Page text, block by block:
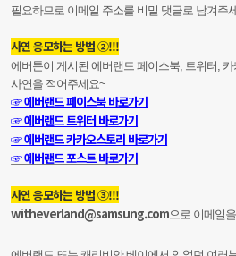
필요하므로 이메일 주소를 비밀 댓글로 남겨주
사연 응모하는 방법 ②!!!
에버툰이 게시된 에버랜드 페이스북, 트위터,
사연을 적어주세요~
☞ 에버랜드 페이스북 바로가기
☞ 에버랜드 트위터 바로가기
☞ 에버랜드 카카오스토리 바로가기
☞ 에버랜드 포스트 바로가기
사연 응모하는 방법 ③!!!
witheverland@samsung.com으로 이메일